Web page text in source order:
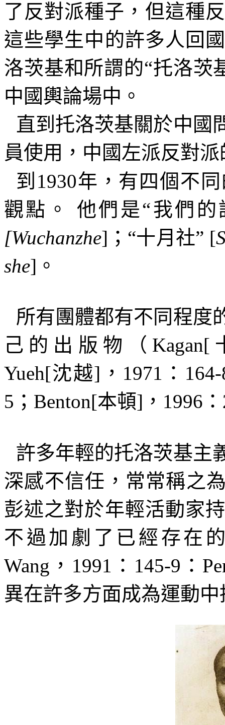
了反對派種子，但這種
這些學生中的許多人回
洛茨基和所謂的“托洛茨
中國輿論場中。
直到托洛茨基關於中國
員使用，中國左派反對
到 1930年，有四個不
觀點。
他們是“我們的
[Wuchanzhe] ；“十月社” [
she] 。
所有團體都有不同程度
己的出版物（ Kagan[
Yueh[沈越] ， 1971 ：
5 ； Benton[本頓] ， 1996 ：
許多年輕的托洛茨基主
深感不信任，常常稱之
彭述之對於年輕活動家
不過加劇了已經存在
Wang ， 1991 ： 145-9 ：
異在許多方面成為運動